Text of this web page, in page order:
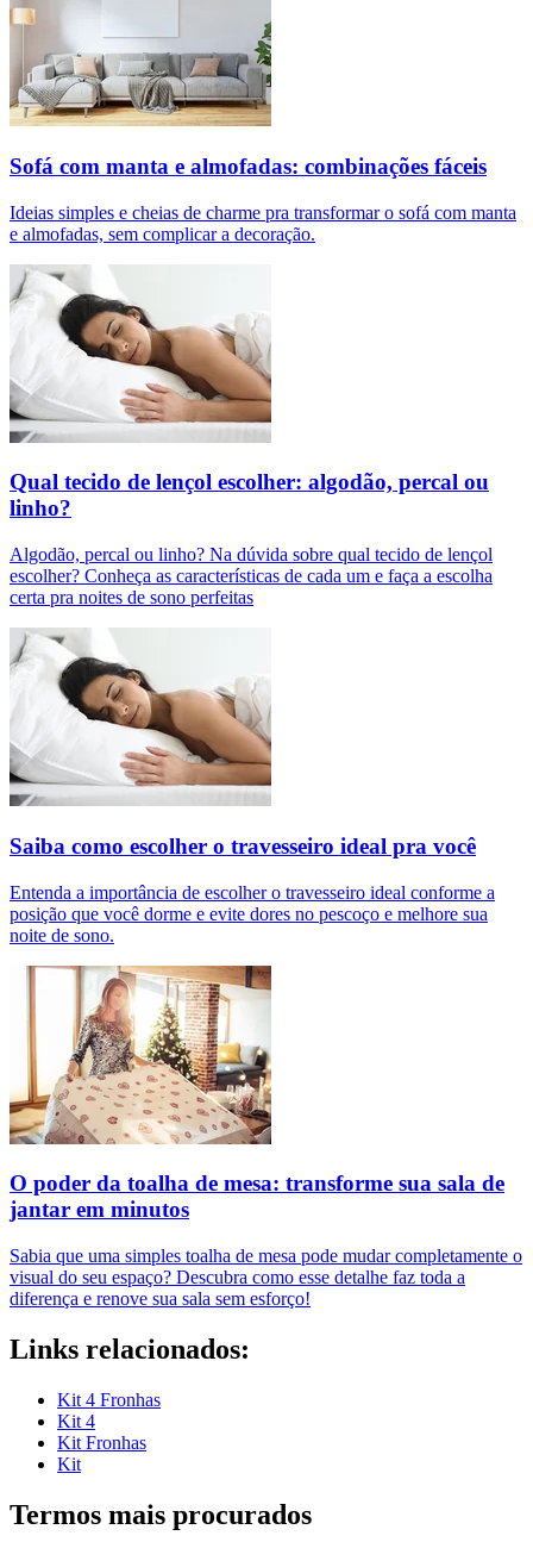
Sofá com manta e almofadas: combinações fáceis
Ideias simples e cheias de charme pra transformar o sofá com manta
e almofadas, sem complicar a decoração.
Qual tecido de lençol escolher: algodão, percal ou
linho?
Algodão, percal ou linho? Na dúvida sobre qual tecido de lençol
escolher? Conheça as características de cada um e faça a escolha
certa pra noites de sono perfeitas
Saiba como escolher o travesseiro ideal pra você
Entenda a importância de escolher o travesseiro ideal conforme a
posição que você dorme e evite dores no pescoço e melhore sua
noite de sono.
O poder da toalha de mesa: transforme sua sala de
jantar em minutos
Sabia que uma simples toalha de mesa pode mudar completamente o
visual do seu espaço? Descubra como esse detalhe faz toda a
diferença e renove sua sala sem esforço!
Links relacionados:
Kit 4 Fronhas
Kit 4
Kit Fronhas
Kit
Termos mais procurados